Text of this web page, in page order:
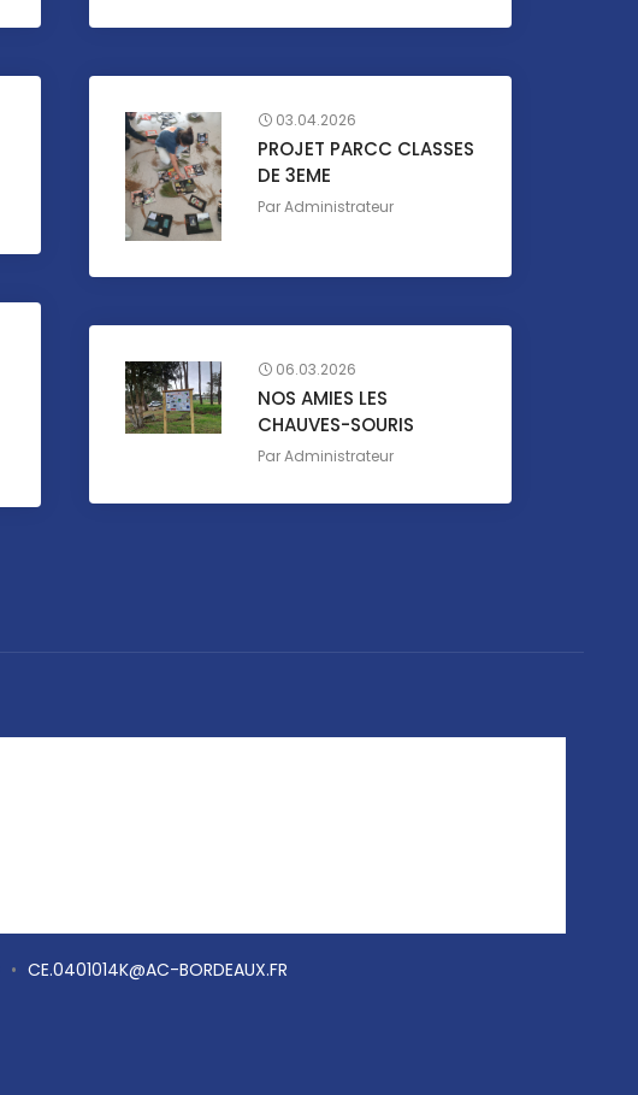
03.04.2026
PROJET PARCC CLASSES
DE 3EME
ParAdministrateur
06.03.2026
NOS AMIES LES
CHAUVES-SOURIS
ParAdministrateur
• CE.0401014K@AC-BORDEAUX.FR